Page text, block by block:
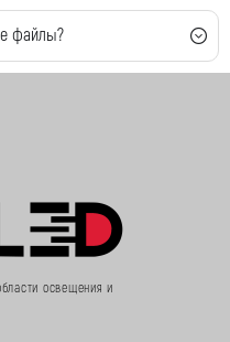
файлы?
освещения и